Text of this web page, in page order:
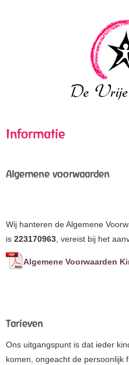
Informatie
Algemene voorwaarden
Wij hanteren de Algemene
is 223170963, vereist bij het
Algemene Voorwaarden
Tarieven
Ons uitgangspunt is dat ieder
komen, ongeacht de persoonlijk